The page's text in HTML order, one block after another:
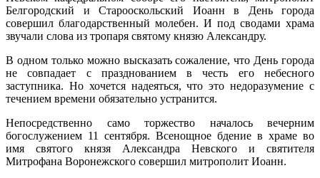
Белгородский и Старооскольский Иоанн в День города
совершил благодарственный молебен. И под сводами храма
звучали слова из тропаря святому князю Александру.
В одном только можно высказать сожаление, что День города
не совпадает с празднованием в честь его небесного
заступника. Но хочется надеяться, что это недоразумение с
течением времени обязательно устранится.
Непосредственно само торжество началось вечерним
богослужением 11 сентября. Всенощное бдение в храме во
имя святого князя Александра Невского и святителя
Митрофана Воронежского совершил митрополит Иоанн.